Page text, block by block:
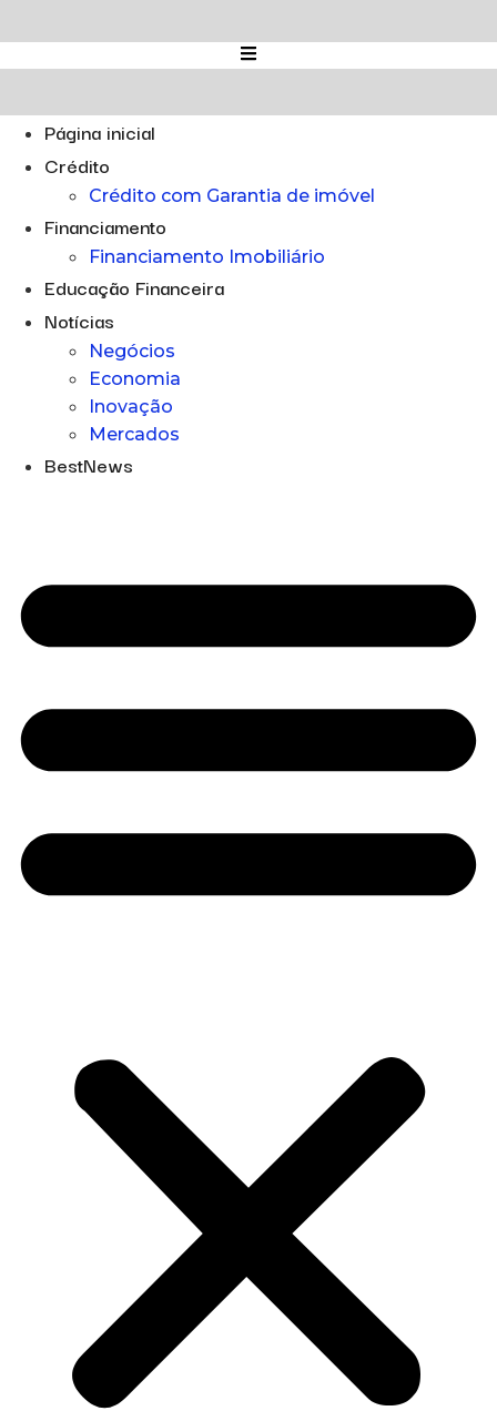
para
o
Página inicial
Crédito
Crédito com Garantia de imóvel
Financiamento
Financiamento Imobiliário
Educação Financeira
Notícias
Negócios
Economia
Inovação
Mercados
BestNews